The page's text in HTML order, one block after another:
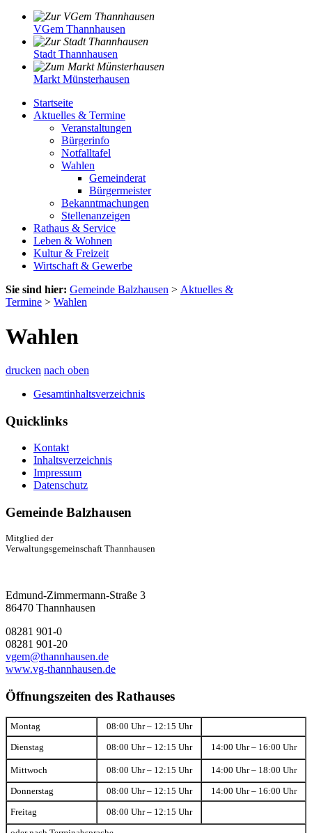
VGem Thannhausen
Stadt Thannhausen
Markt Münsterhausen
Startseite
Aktuelles & Termine
Veranstaltungen
Bürgerinfo
Notfalltafel
Wahlen
Gemeinderat
Bürgermeister
Bekanntmachungen
Stellenanzeigen
Rathaus & Service
Leben & Wohnen
Kultur & Freizeit
Wirtschaft & Gewerbe
Sie sind hier: Gemeinde Balzhausen > Aktuelles &
Termine > Wahlen
Wahlen
drucken nach oben
Gesamtinhaltsverzeichnis
Quicklinks
Kontakt
Inhaltsverzeichnis
Impressum
Datenschutz
Gemeinde Balzhausen
Mitglied der
Verwaltungsgemeinschaft Thannhausen
Edmund-Zimmermann-Straße 3
86470 Thannhausen
08281 901-0
08281 901-20
vgem@thannhausen.de
www.vg-thannhausen.de
Öffnungszeiten des Rathauses
Montag 08:00 Uhr – 12:15 Uhr
Dienstag 08:00 Uhr – 12:15 Uhr 14:00 Uhr – 16:00 Uhr
Mittwoch 08:00 Uhr – 12:15 Uhr 14:00 Uhr – 18:00 Uhr
Donnerstag 08:00 Uhr – 12:15 Uhr 14:00 Uhr – 16:00 Uhr
Freitag 08:00 Uhr – 12:15 Uhr